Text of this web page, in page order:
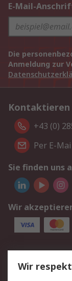
E-Mail-
Die
Anmeldung zur
Kontaktieren
+43 (0)
Per E-
Sie finden uns
Wir
Service
Value Added
Wir